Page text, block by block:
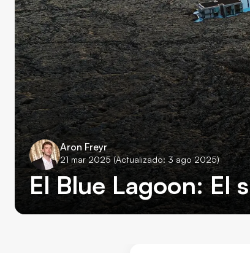
Aron Freyr
21 mar 2025(Actualizado: 3 ago 2025)
El Blue Lagoon: El